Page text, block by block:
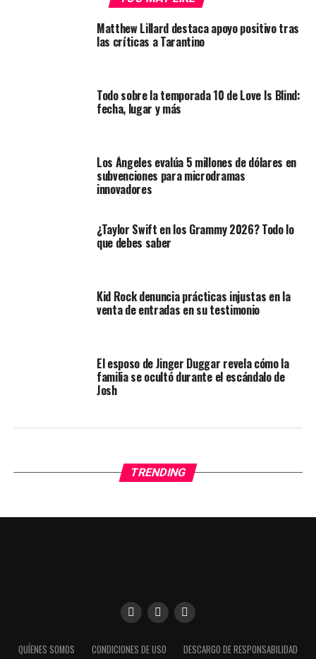
Matthew Lillard destaca apoyo positivo tras
las críticas a Tarantino
Todo sobre la temporada 10 de Love Is Blind:
fecha, lugar y más
Los Ángeles evalúa 5 millones de dólares en
subvenciones para microdramas
innovadores
¿Taylor Swift en los Grammy 2026? Todo lo
que debes saber
Kid Rock denuncia prácticas injustas en la
venta de entradas en su testimonio
El esposo de Jinger Duggar revela cómo la
familia se ocultó durante el escándalo de
Josh
TRENDING
QUÍENES SOMOS CONDICIONES DE USO DESCARGO DE RESPONSABILIDAD
Utilizamos cookies para darte una mejor experiencia en